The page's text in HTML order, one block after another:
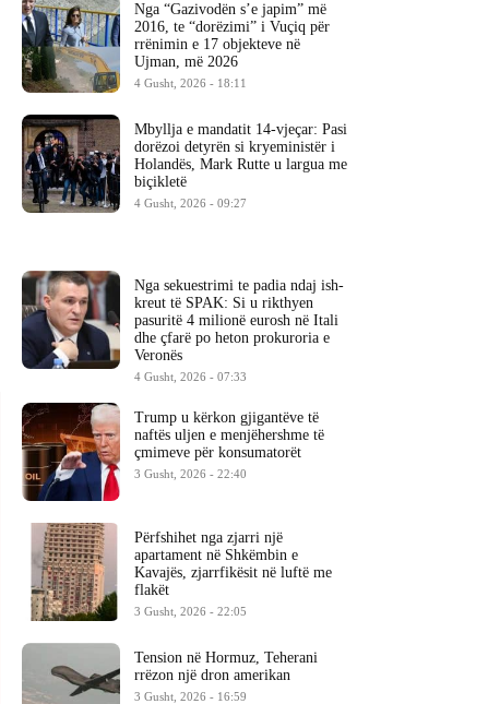
Nga “Gazivodën s’e japim” më
2016, te “dorëzimi” i Vuçiq për
rrënimin e 17 objekteve në
Ujman, më 2026
4 Gusht, 2026 - 18:11
Mbyllja e mandatit 14-vjeçar: Pasi
dorëzoi detyrën si kryeministër i
Holandës, Mark Rutte u largua me
biçikletë
4 Gusht, 2026 - 09:27
Nga sekuestrimi te padia ndaj ish-
kreut të SPAK: Si u rikthyen
pasuritë 4 milionë eurosh në Itali
dhe çfarë po heton prokuroria e
Veronës
4 Gusht, 2026 - 07:33
Trump u kërkon gjigantëve të
naftës uljen e menjëhershme të
çmimeve për konsumatorët
3 Gusht, 2026 - 22:40
Përfshihet nga zjarri një
apartament në Shkëmbin e
Kavajës, zjarrfikësit në luftë me
flakët
3 Gusht, 2026 - 22:05
Tension në Hormuz, Teherani
rrëzon një dron amerikan
3 Gusht, 2026 - 16:59